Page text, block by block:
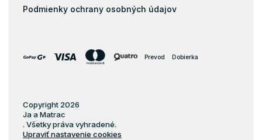
Podmienky ochrany osobných údajov
Prevod Dobierka
Copyright 2026
Ja a Matrac
. Všetky práva vyhradené.
Upraviť nastavenie cookies